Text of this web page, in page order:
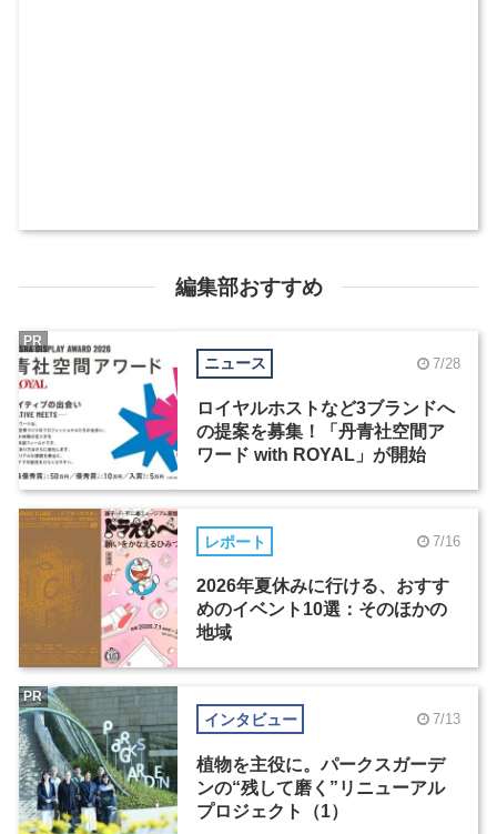
編集部おすすめ
ニュース 7/28
ロイヤルホストなど3ブランドへ
の提案を募集！「丹青社空間ア
ワード with ROYAL」が開始
PR
レポート 7/16
2026年夏休みに行ける、おすす
めのイベント10選：そのほかの
地域
インタビュー 7/13
植物を主役に。パークスガーデ
ンの“残して磨く”リニューアル
プロジェクト（1）
PR